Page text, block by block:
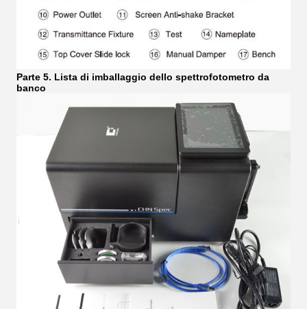
Parte 5. Lista di imballaggio dello spettrofotometro da
banco